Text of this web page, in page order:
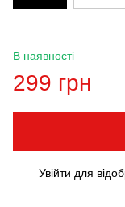
В наявності
299 грн
Увійти для